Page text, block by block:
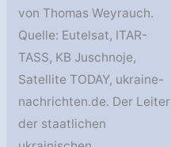
von Thomas Weyrauch.
Quelle: Eutelsat, ITAR-
TASS, KB Juschnoje,
Satellite TODAY, ukraine-
nachrichten.de. Der Leiter
der staatlichen